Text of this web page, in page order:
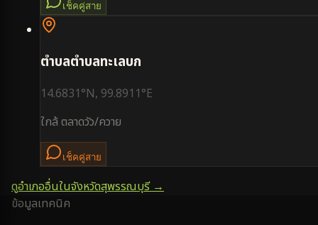
เช็คคู่สาย
ตำบลตำบลทะเลบก
14.6831°N, 99.8911°E
ใกล้ตลาดวัว/ควาย
เช็คคู่สาย
ดูอำเภออื่นในจังหวัดสุพรรณบุรี→
ข้อมูลเทคนิค